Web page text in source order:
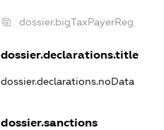
dossier.bigTaxPayerReg
dossier.declarations.title
dossier.declarations.noData
dossier.sanctions